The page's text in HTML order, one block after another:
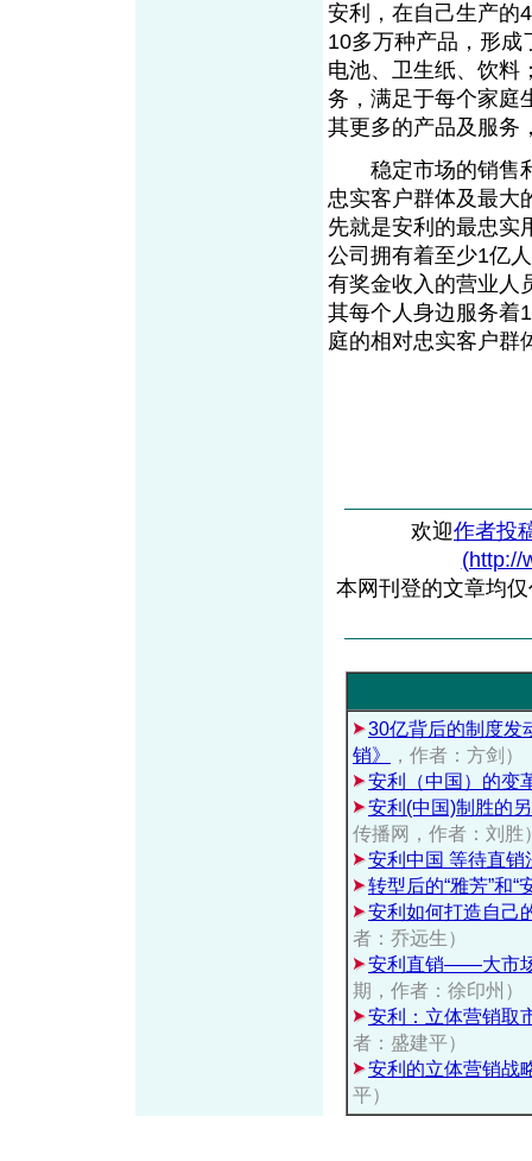
安利，在自己生产的
10多万种产品，形成
电池、卫生纸、饮料
务，满足于每个家庭
其更多的产品及服务
稳定市场的销售利
忠实客户群体及最大
先就是安利的最忠
公司拥有着至少1亿
有奖金收入的营业人
其每个人身边服务着
庭的相对忠实客户群
欢迎作者投
(http://
本网刊登的文章均
30亿背后的制度发
销》
，作者：方剑）
安利（中国）的变
安利(中国)制胜的
传播网，作者：刘胜
安利中国 等待直销
转型后的“雅芳”和“
安利如何打造自己
者：乔远生）
安利直销——大市
期，作者：徐印州）
安利：立体营销取
者：盛建平）
安利的立体营销战
平）